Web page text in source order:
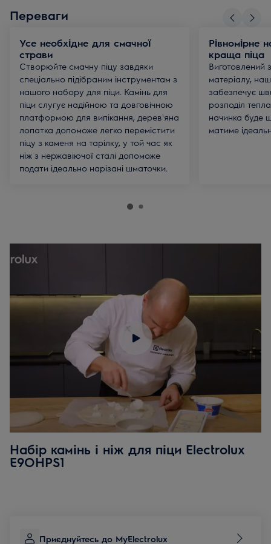
Переваги
Усе необхідне для смачної
страви
Створюйте смачну піцу завдяки
спеціально підібраним інструментам з
нашого набору для піци. Камінь для
піци слугує надійною та довговічною
платформою для випікання, дерев'яна
лопатка допоможе легко перемістити
піцу з каменя на тарілку, у той час як
ніж з нержавіючої сталі допоможе
подати ідеально нарізані шматочки.
Рівномірне
краща піца
Виготовлений
матеріалу,
забезпечує
розподіл
начинка буде
матиме
Набір камінь і ніж для піци Electrolux
E9ОHPS1
Приєднуйтесь до MyElectrolux